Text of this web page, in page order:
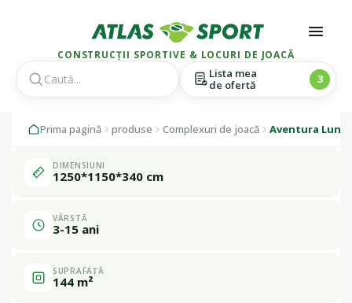
CONSTRUCȚII SPORTIVE & LOCURI DE JOACĂ
Lista mea
de ofertă
3
Prima pagină produse Complexuri de joacă Aventura Lunii
Fabricat în
România
1 / 1
DIMENSIUNI
1250*1150*340 cm
VÂRSTĂ
3-15 ani
SUPRAFAȚĂ
144 m²